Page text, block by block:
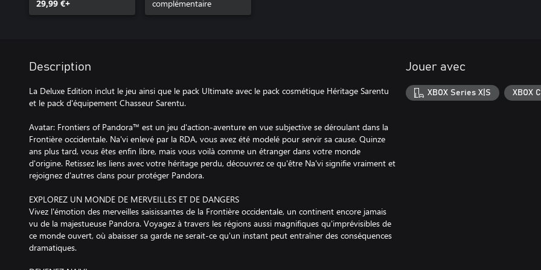
29,99 €+
complémentaire
Description
La Deluxe Edition inclut le jeu ainsi que le pack Ultimate avec le pack cosmétique Héritage Sarentu
et le pack d'équipement Chasseur Sarentu.
Avatar: Frontiers of Pandora™ est un jeu d'action-aventure en vue subjective se déroulant dans la
Frontière occidentale. Na'vi enlevé par la RDA, vous avez été modelé pour servir sa cause. Quinze
ans plus tard, vous êtes enfin libre, mais vous voilà comme un étranger dans votre monde
d'origine. Retissez les liens avec votre héritage perdu, découvrez ce qu'être Na'vi signifie vraiment et
rejoignez d'autres clans pour protéger Pandora.
EXPLOREZ UN MONDE DE MERVEILLES ET DE DANGERS
Vivez l'émotion des merveilles saisissantes de la Frontière occidentale, un continent encore jamais
vu de la majestueuse Pandora. Voyagez à travers les régions aussi magnifiques qu'imprévisibles de
ce monde ouvert, où abaisser sa garde ne serait-ce qu'un instant peut entraîner des conséquences
dramatiques.
Jouer avec
XBOX Series X|S XBOX